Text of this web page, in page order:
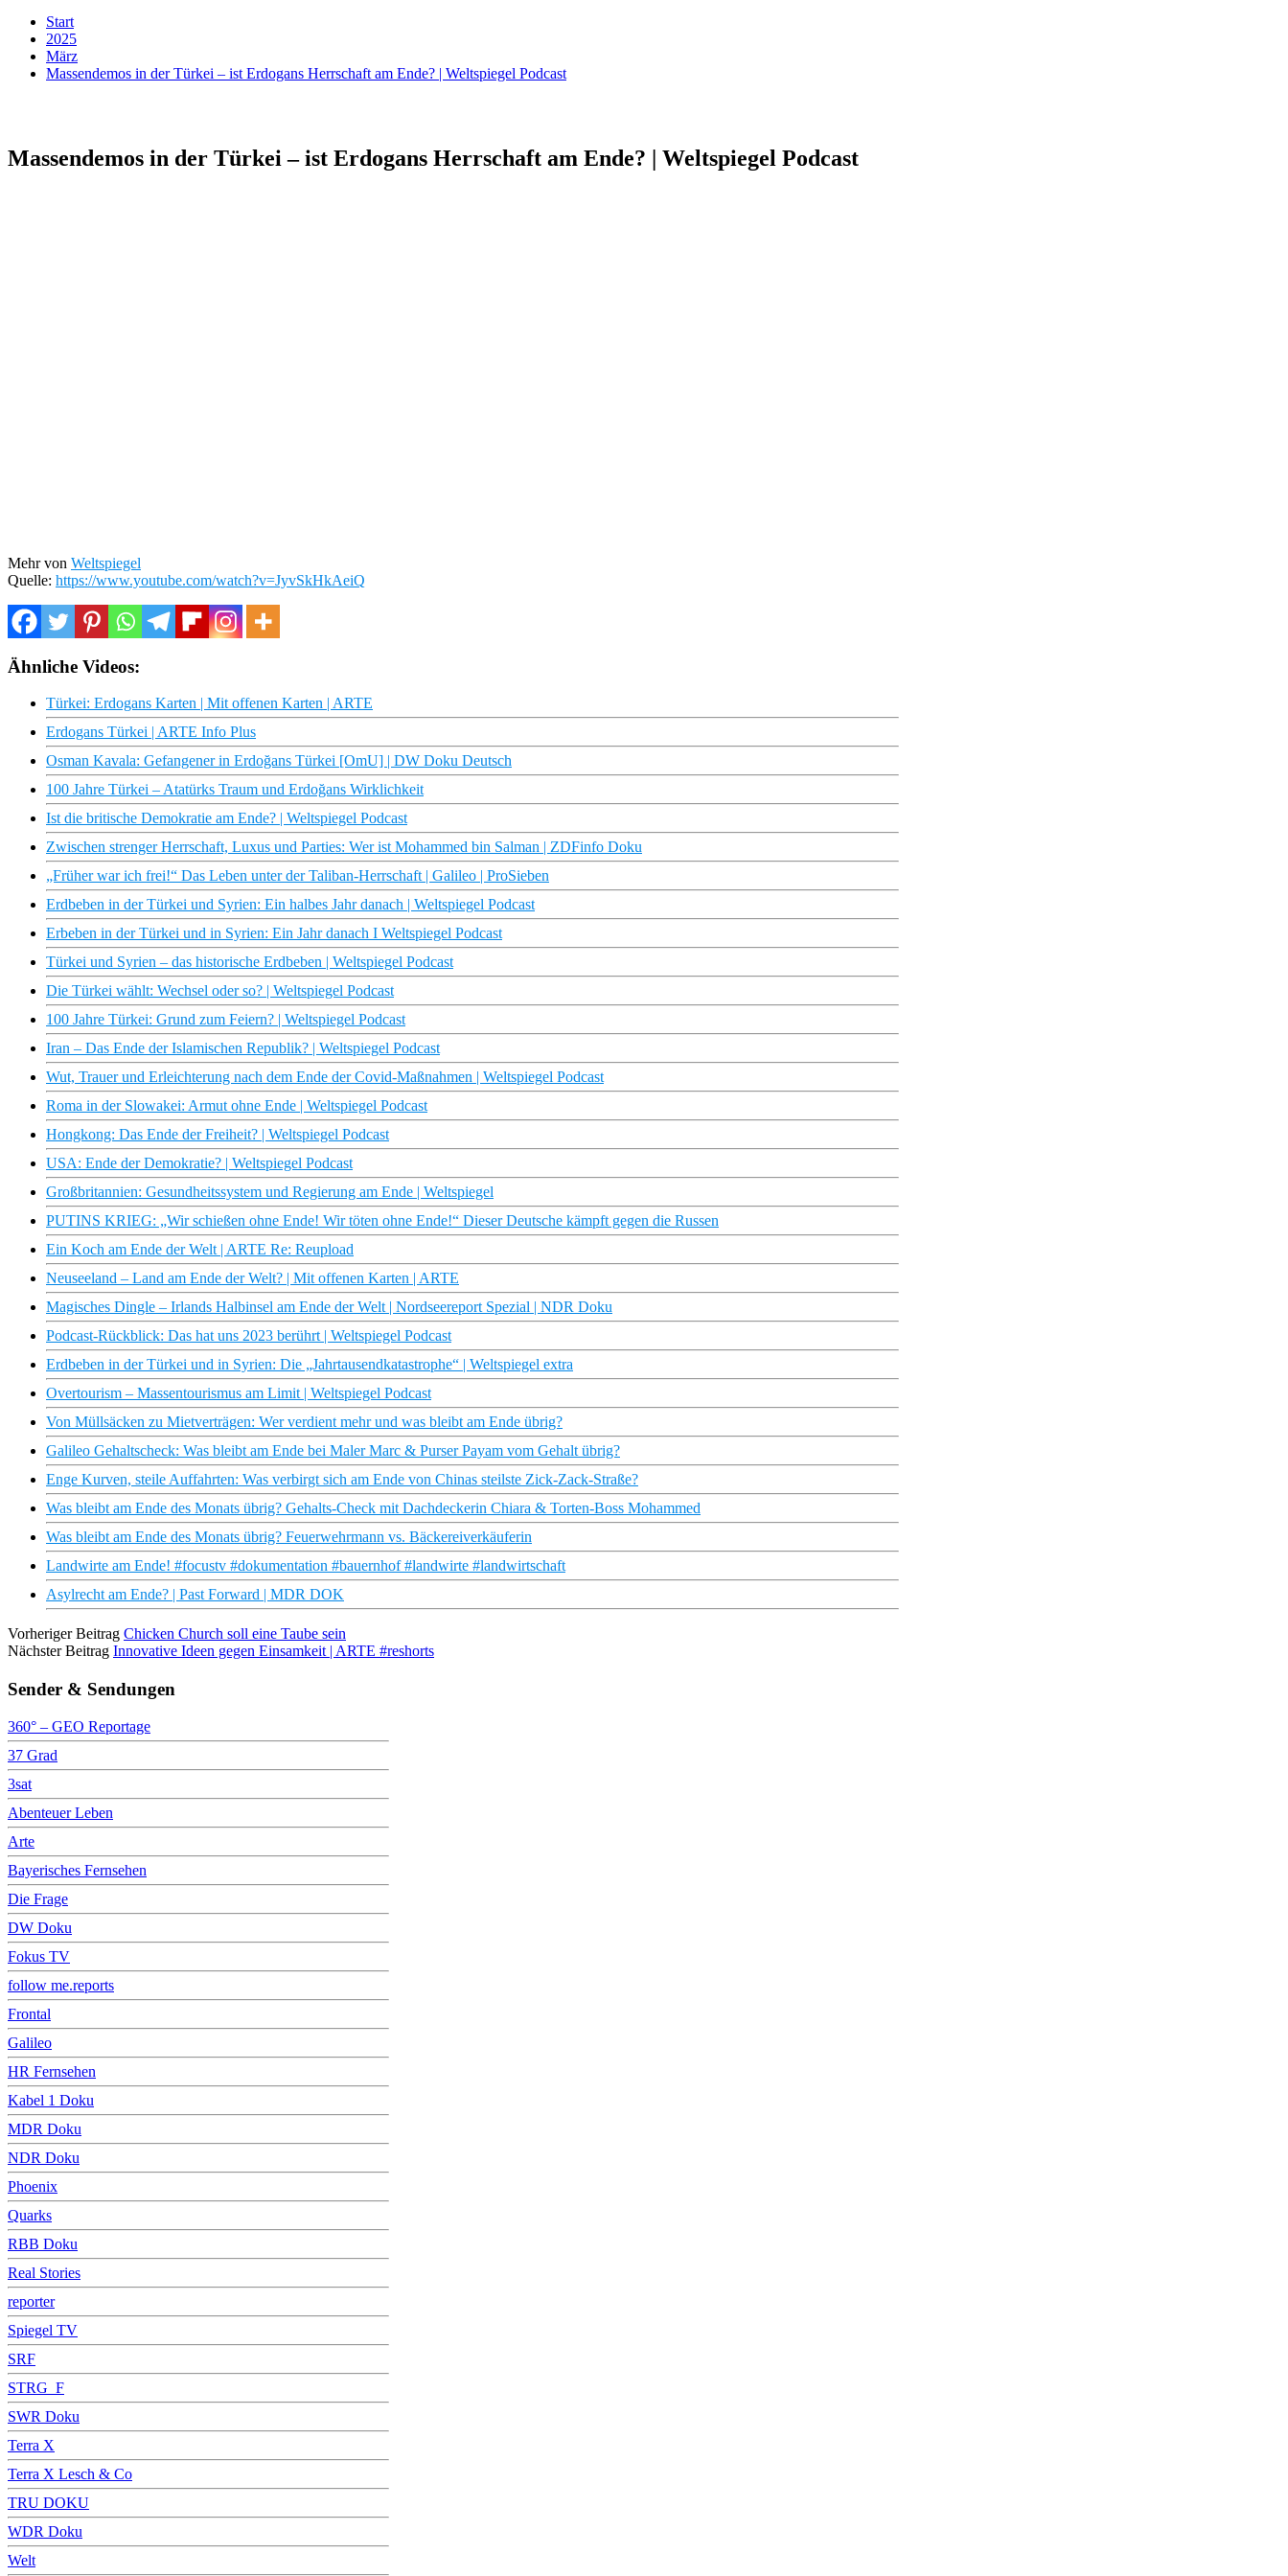
Start
2025
März
Massendemos in der Türkei – ist Erdogans Herrschaft am Ende? | Weltspiegel Podcast
Massendemos in der Türkei – ist Erdogans Herrschaft am Ende? | Weltspiegel Podcast
Mehr von Weltspiegel
Quelle: https://www.youtube.com/watch?v=JyvSkHkAeiQ
Ähnliche Videos:
Türkei: Erdogans Karten | Mit offenen Karten | ARTE
Erdogans Türkei | ARTE Info Plus
Osman Kavala: Gefangener in Erdoğans Türkei [OmU] | DW Doku Deutsch
100 Jahre Türkei – Atatürks Traum und Erdoğans Wirklichkeit
Ist die britische Demokratie am Ende? | Weltspiegel Podcast
Zwischen strenger Herrschaft, Luxus und Parties: Wer ist Mohammed bin Salman | ZDFinfo Doku
„Früher war ich frei!“ Das Leben unter der Taliban-Herrschaft | Galileo | ProSieben
Erdbeben in der Türkei und Syrien: Ein halbes Jahr danach | Weltspiegel Podcast
Erbeben in der Türkei und in Syrien: Ein Jahr danach I Weltspiegel Podcast
Türkei und Syrien – das historische Erdbeben | Weltspiegel Podcast
Die Türkei wählt: Wechsel oder so? | Weltspiegel Podcast
100 Jahre Türkei: Grund zum Feiern? | Weltspiegel Podcast
Iran – Das Ende der Islamischen Republik? | Weltspiegel Podcast
Wut, Trauer und Erleichterung nach dem Ende der Covid-Maßnahmen | Weltspiegel Podcast
Roma in der Slowakei: Armut ohne Ende | Weltspiegel Podcast
Hongkong: Das Ende der Freiheit? | Weltspiegel Podcast
USA: Ende der Demokratie? | Weltspiegel Podcast
Großbritannien: Gesundheitssystem und Regierung am Ende | Weltspiegel
PUTINS KRIEG: „Wir schießen ohne Ende! Wir töten ohne Ende!“ Dieser Deutsche kämpft gegen die Russen
Ein Koch am Ende der Welt | ARTE Re: Reupload
Neuseeland – Land am Ende der Welt? | Mit offenen Karten | ARTE
Magisches Dingle – Irlands Halbinsel am Ende der Welt | Nordseereport Spezial | NDR Doku
Podcast-Rückblick: Das hat uns 2023 berührt | Weltspiegel Podcast
Erdbeben in der Türkei und in Syrien: Die „Jahrtausendkatastrophe“ | Weltspiegel extra
Overtourism – Massentourismus am Limit | Weltspiegel Podcast
Von Müllsäcken zu Mietverträgen: Wer verdient mehr und was bleibt am Ende übrig?
Galileo Gehaltscheck: Was bleibt am Ende bei Maler Marc & Purser Payam vom Gehalt übrig?
Enge Kurven, steile Auffahrten: Was verbirgt sich am Ende von Chinas steilste Zick-Zack-Straße?
Was bleibt am Ende des Monats übrig? Gehalts-Check mit Dachdeckerin Chiara & Torten-Boss Mohammed
Was bleibt am Ende des Monats übrig? Feuerwehrmann vs. Bäckereiverkäuferin
Landwirte am Ende! #focustv #dokumentation #bauernhof #landwirte #landwirtschaft
Asylrecht am Ende? | Past Forward | MDR DOK
Vorheriger Beitrag Chicken Church soll eine Taube sein
Nächster Beitrag Innovative Ideen gegen Einsamkeit | ARTE #reshorts
Sender & Sendungen
360° – GEO Reportage
37 Grad
3sat
Abenteuer Leben
Arte
Bayerisches Fernsehen
Die Frage
DW Doku
Fokus TV
follow me.reports
Frontal
Galileo
HR Fernsehen
Kabel 1 Doku
MDR Doku
NDR Doku
Phoenix
Quarks
RBB Doku
Real Stories
reporter
Spiegel TV
SRF
STRG_F
SWR Doku
Terra X
Terra X Lesch & Co
TRU DOKU
WDR Doku
Welt